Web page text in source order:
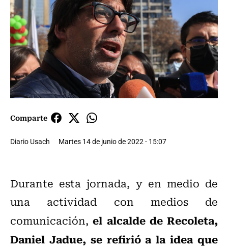
Comparte
Diario Usach Martes 14 de junio de 2022 - 15:07
Durante esta jornada, y en medio de
una actividad con medios de
comunicación,el alcalde de Recoleta,
Daniel Jadue, se refirió a la idea que